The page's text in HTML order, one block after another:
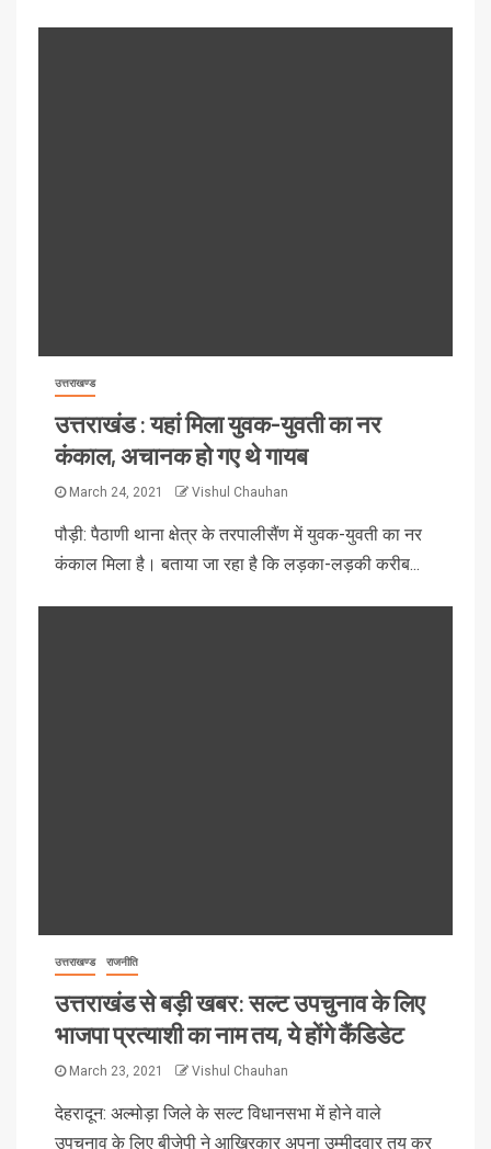
उत्तराखण्ड
उत्तराखंड : यहां मिला युवक-युवती का नर
कंकाल, अचानक हो गए थे गायब
March 24, 2021 Vishul Chauhan
पौड़ी: पैठाणी थाना क्षेत्र के तरपालीसैंण में युवक-युवती का नर
कंकाल मिला है। बताया जा रहा है कि लड़का-लड़की करीब...
उत्तराखण्ड राजनीति
उत्तराखंड से बड़ी खबर: सल्ट उपचुनाव के लिए
भाजपा प्रत्याशी का नाम तय, ये होंगे कैंडिडेट
March 23, 2021 Vishul Chauhan
देहरादून: अल्मोड़ा जिले के सल्ट विधानसभा में होने वाले
उपचुनाव के लिए बीजेपी ने आखिरकार अपना उम्मीदवार तय कर